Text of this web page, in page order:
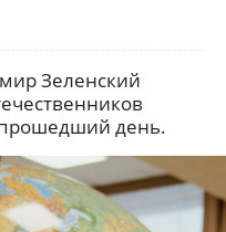
Зеленский
день.